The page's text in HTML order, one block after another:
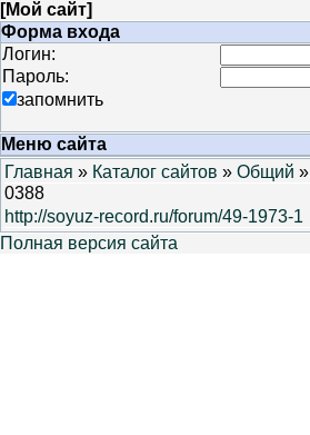
[Мой сайт]
Форма входа
Логин:
Пароль:
запомнить
Меню сайта
Главная » Каталог сайтов » Общий »
0388
http://soyuz-record.ru/forum/49-1973-1
Полная версия сайта